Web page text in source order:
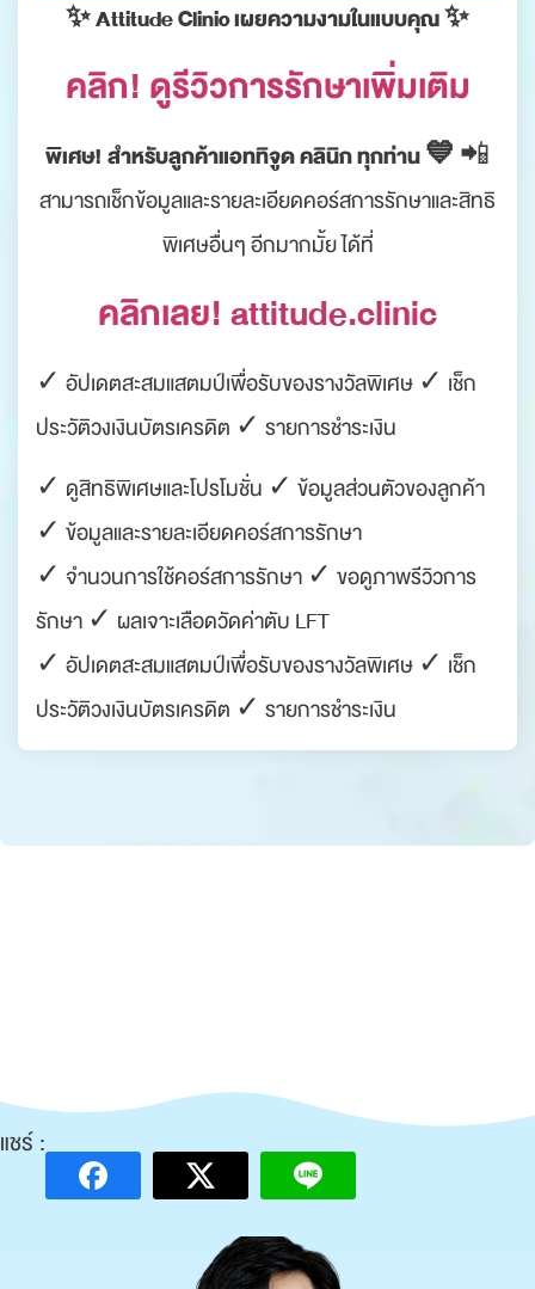
✨ Attitude Clinic เผยความงามในแบบคุณ ✨
คลิก! ดูรีวิวการรักษาเพิ่มเติม
พิเศษ! สำหรับลูกค้าแอททิจูด คลินิก ทุกท่าน 💙 📲
สามารถเช็กข้อมูลและรายละเอียดคอร์สการรักษาและสิทธิ
พิเศษอื่นๆ อีกมากมั้ย ได้ที่
คลิกเลย! attitude.clinic
✓ อัปเดตสะสมแสตมป์เพื่อรับของรางวัลพิเศษ ✓ เช็ก
ประวัติวงเงินบัตรเครดิต ✓ รายการชำระเงิน
✓ ดูสิทธิพิเศษและโปรโมชั่น ✓ ข้อมูลส่วนตัวของลูกค้า
✓ ข้อมูลและรายละเอียดคอร์สการรักษา
✓ จำนวนการใช้คอร์สการรักษา ✓ ขอดูภาพรีวิวการ
รักษา ✓ ผลเจาะเลือดวัดค่าตับ LFT
✓ อัปเดตสะสมแสตมป์เพื่อรับของรางวัลพิเศษ ✓ เช็ก
ประวัติวงเงินบัตรเครดิต ✓ รายการชำระเงิน
แชร์ :